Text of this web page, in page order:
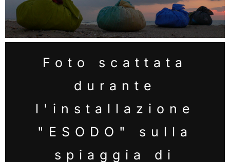
Foto scattata
durante
l'installazione
"ESODO" sulla
spiaggia di